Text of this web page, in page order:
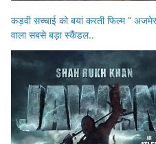
कड़वी सच्चाई को बयां करती फिल्म ”
वाला सबसे बड़ा स्कैंडल..